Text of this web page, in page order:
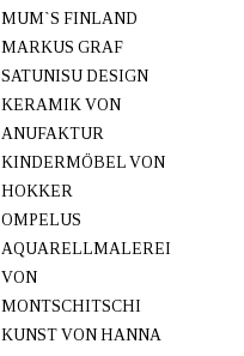
MUM`S FINLAND
MARKUS GRAF
SATUNISU DESIGN
KERAMIK VON
ANUFAKTUR
KINDERMÖBEL VON
HOKKER
OMPELUS
AQUARELLMALEREI
VON
MONTSCHITSCHI
KUNST VON HANNA